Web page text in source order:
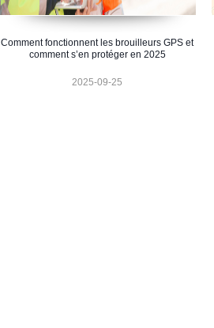
Comment fonctionnent les brouilleurs GPS et
comment s’en protéger en 2025
2025-09-25